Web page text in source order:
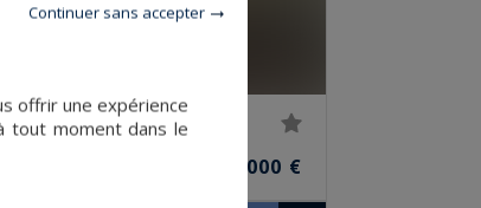
2 100 000 €
offrir une expérience
tout moment dans le
Continuer sans accepter